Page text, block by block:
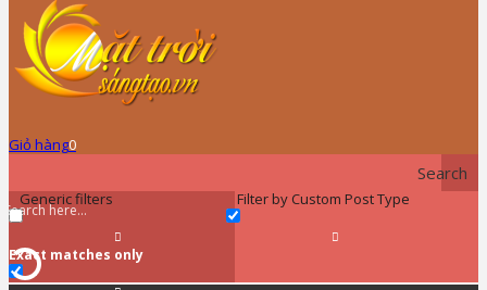
Giỏ hàng0
Search
Generic filters
Exact matches only
Filter by Custom Post Type